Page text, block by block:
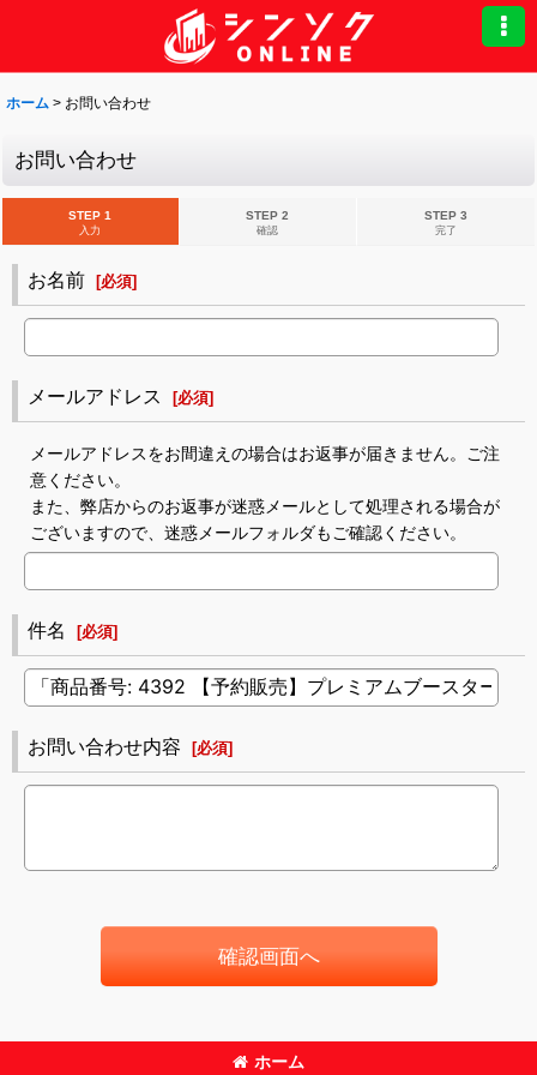
ホーム > お問い合わせ
お問い合わせ
STEP 1
入力
STEP 2
確認
STEP 3
完了
お名前 [必須]
メールアドレス [必須]
メールアドレスをお間違えの場合はお返事が届きません。ご注
意ください。
また、弊店からのお返事が迷惑メールとして処理される場合が
ございますので、迷惑メールフォルダもご確認ください。
件名 [必須]
お問い合わせ内容 [必須]
確認画面へ
ホーム